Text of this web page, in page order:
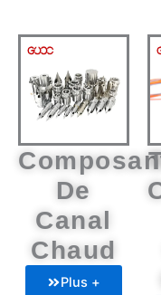
De
Canal
Chaud
Plus +